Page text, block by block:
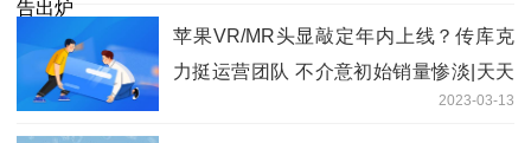
苹果VR/MR头显敲定年内上线？传库克
力挺运营团队 不介意初始销量惨淡|天天
2023-03-13